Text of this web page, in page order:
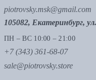
piotrovsky.msk@gmail.com
105082, Екатеринбург,
ПН – ВС 10:00 – 21:00
+7 (343) 361-68-07
sale@piotrovsky.store